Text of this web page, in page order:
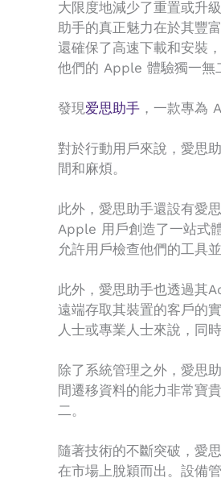
大限度地減少了重置或升
助手的真正魅力在於其豐
還確保了高速下載和安裝
他們的 Apple 體驗獨一無
發現爱思助手 ，一款專為
對於行動用戶來說，愛思
間和麻煩。
此外，愛思助手還設有愛
Apple 用戶創造了一站式
允許用戶檢查他們的工具
此外，愛思助手也透過其
遠端存取其裝置的客戶的
人士或專業人士來說，同
除了系統管理之外，愛思
間遷移資料的能力非常寶
二。
隨著技術的不斷突破，愛
在市場上脫穎而出。設備